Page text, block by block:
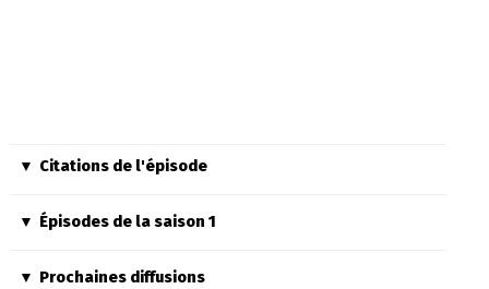
Citations de l'épisode
Épisodes de la saison 1
Prochaines diffusions